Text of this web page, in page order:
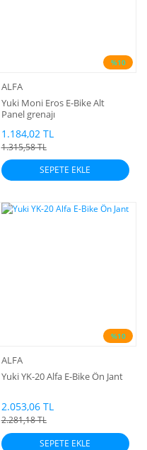
%10
ALFA
Yuki Moni Eros E-Bike Alt
Panel grenajı
1.184,02 TL
1.315,58 TL
SEPETE EKLE
%10
ALFA
Yuki YK-20 Alfa E-Bike Ön Jant
2.053,06 TL
2.281,18 TL
SEPETE EKLE